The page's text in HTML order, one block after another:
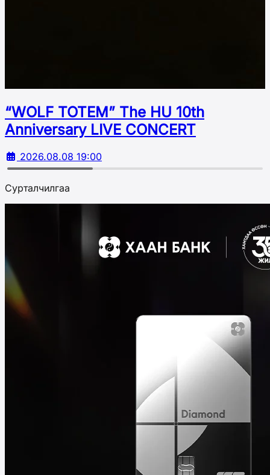
“WOLF TOTEM” The HU 10th
Аnniversary LIVE CONCERT
2026.08.08 19:00
Сурталчилгаа